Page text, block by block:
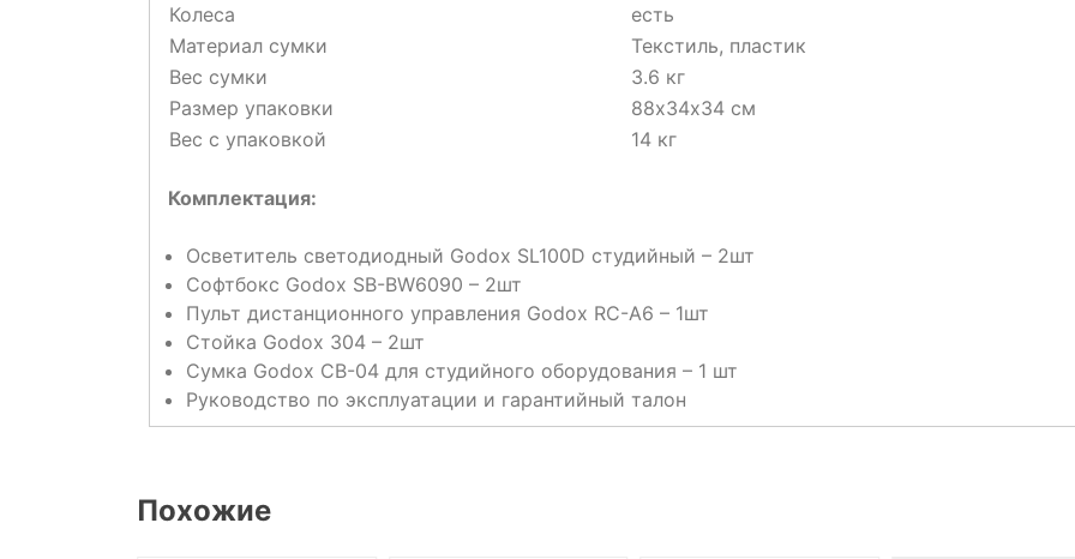
Колеса
есть
Материал сумки
Текстиль, пластик
Вес сумки
3.6 кг
Размер упаковки
88х34х34 см
Вес с упаковкой
14 кг
Комплектация:
Осветитель светодиодный Godox SL100D студийный – 2шт
Софтбокс Godox SB-BW6090 – 2шт
Пульт дистанционного управления Godox RC-A6 – 1шт
Стойка Godox 304 – 2шт
Сумка Godox CB-04 для студийного оборудования – 1 шт
Руководство по эксплуатации и гарантийный талон
Похожие